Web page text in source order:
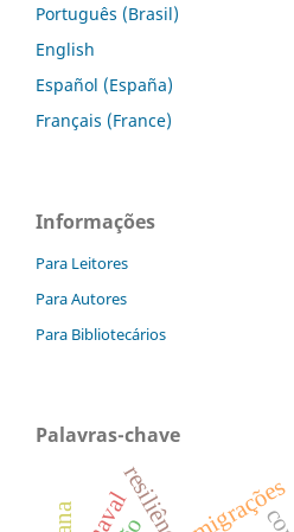
Português (Brasil)
English
Español (España)
Français (France)
Informações
Para Leitores
Para Autores
Para Bibliotecários
Palavras-chave
migrações
resiliência